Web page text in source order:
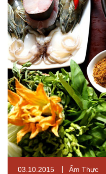
03.10.2015 Ẩm Thực